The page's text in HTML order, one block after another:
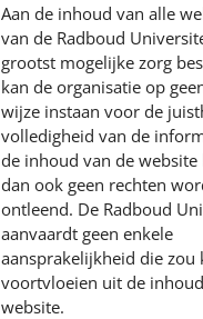
Aan de inhoud van alle
van de Radboud
grootst mogelijke zorg
kan de organisatie op
wijze instaan voor de
volledigheid van de
de inhoud van de website
dan ook geen rechten
ontleend. De Radboud
aanvaardt geen enkele
aansprakelijkheid die zou
voortvloeien uit de
website.